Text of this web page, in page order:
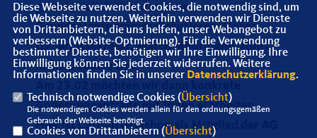
grundsätzlich über das neue
Grundsatzprogramm diskutieren. Unser
Generalssekretär, Marco Moormann, führt
in die Debatte ein.
Änderungsanträge mit Ihnen erarbeiten.
Hier ist Carolin Grieshop als Mitglied der AG
Diese Webseite verwendet Cookies, die notwendig sind, um
die Webseite zu nutzen. Weiterhin verwenden wir Dienste
von Drittanbietern, die uns helfen, unser Webangebot zu
verbessern (Website-Optmierung). Für die Verwendung
bestimmter Dienste, benötigen wir Ihre Einwilligung. Ihre
Einwilligung können Sie jederzeit widerrufen. Weitere
Informationen finden Sie in unserer Datenschutzerklärung.
Technisch notwendige Cookies (Übersicht)
Die notwendigen Cookies werden allein für den ordnungsgemäßen
Gebrauch der Webseite benötigt.
Cookies von Drittanbietern (Übersicht)